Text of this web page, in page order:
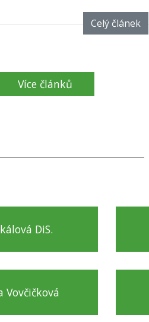
Celý článek
Více článků
DiS.
Vovčičková